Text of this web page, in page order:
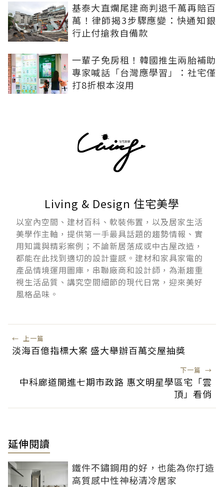
基泰大直爛尾建商判退千萬再賠百
萬！律師揭3步驟應變：快通知銀
行止付搶救自備款
一輩子免房租！韓國推生兩胎補助
專家喊話「台灣應學習」：社宅僅
打8折根本沒用
Living & Design 住宅美學
以室內空間、建材百科、軟裝佈置，以及居家生活
美學作主軸，提供第一手最具話題的趨勢情報、實
用知識與精彩案例；不論新居落成或中古屋改造，
都能在此找到適切的設計靈感。建材和家具家電的
產品情境運用圖庫，串聯廠商和設計師，為漸趨重
視生活品質、講究空間細節的現代日常，迎來美好
風格品味。
← 上一篇
淡海百億指標大案 盛大舉辦百萬交屋抽獎
下一篇 →
中科廊道開進七期市政路 惠文明星學區宅「雲
頂」看俏
延伸閱讀
鐵件不鏽鋼用的好，也能為你打造
高質感中性神秘清冷居家